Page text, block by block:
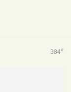
384#